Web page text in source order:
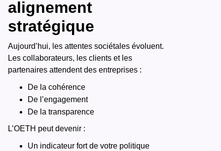
alignement
stratégique
Aujourd’hui, les attentes sociétales évoluent.
Les collaborateurs, les clients et les
partenaires attendent des entreprises :
De la cohérence
De l’engagement
De la transparence
L’OETH peut devenir :
Un indicateur fort de votre politique